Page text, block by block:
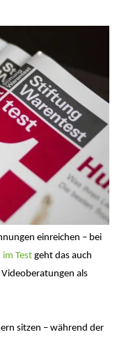
einreichen – bei
im Test geht das auch
als
sitzen – während der